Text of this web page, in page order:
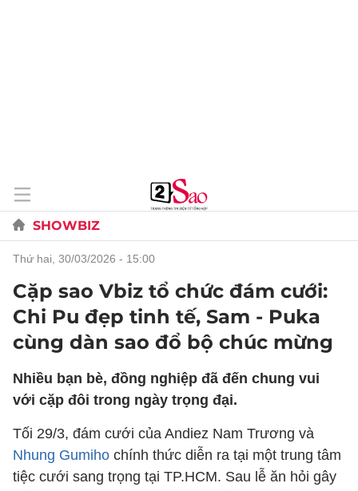
SHOWBIZ
thứ hai, 30/03/2026 - 15:00
Cặp sao Vbiz tổ chức đám cưới:
Chi Pu đẹp tinh tế, Sam - Puka
cùng dàn sao đổ bộ chúc mừng
Nhiều bạn bè, đồng nghiệp đã đến chung vui
với cặp đôi trong ngày trọng đại.
Tối 29/3, đám cưới của Andiez Nam Trương và
Nhung Gumiho chính thức diễn ra tại một trung tâm
tiệc cưới sang trọng tại TP.HCM. Sau lễ ăn hỏi gây